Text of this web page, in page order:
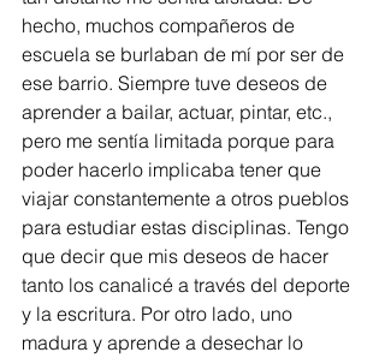
hecho, muchos compañeros de
escuela se burlaban de mí por ser de
ese barrio. Siempre tuve deseos de
aprender a bailar, actuar, pintar, etc.,
pero me sentía limitada porque para
poder hacerlo implicaba tener que
viajar constantemente a otros pueblos
para estudiar estas disciplinas. Tengo
que decir que mis deseos de hacer
tanto los canalicé a través del deporte
y la escritura. Por otro lado, uno
madura y aprende a desechar lo